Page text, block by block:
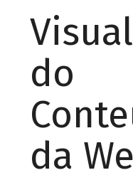
do
da